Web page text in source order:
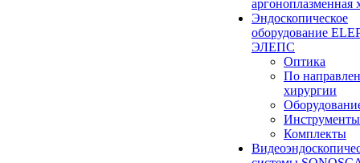
аргоноплазменная
Эндоскопическое
оборудование
ЭЛЕПС
Оптика
По
хирургии
Инструменты
Комплекты